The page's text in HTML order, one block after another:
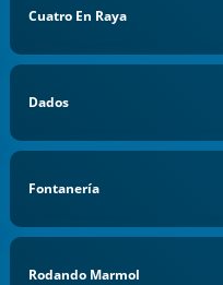
Cuatro En Raya
Dados
Fontanería
Rodando Marmol